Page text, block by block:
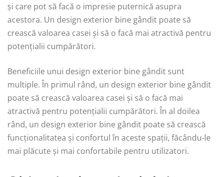
și care pot să facă o impresie puternică asupra
acestora. Un design exterior bine gândit poate să
crească valoarea casei și să o facă mai atractivă pentru
potențialii cumpărători.
Beneficiile unui design exterior bine gândit sunt
multiple. În primul rând, un design exterior bine gândit
poate să crească valoarea casei și să o facă mai
atractivă pentru potențialii cumpărători. În al doilea
rând, un design exterior bine gândit poate să crească
funcționalitatea și confortul în aceste spații, făcându-le
mai plăcute și mai confortabile pentru utilizatori.